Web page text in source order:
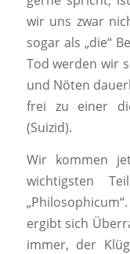
wir uns zwar
sogar als „die“
Tod werden wir
und Nöten
frei zu einer
(Suizid).
Wir kommen
wichtigsten
ergibt sich
immer, der